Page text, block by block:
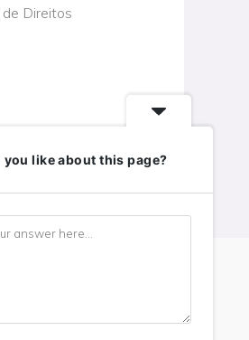
Direitos
you like about this page?